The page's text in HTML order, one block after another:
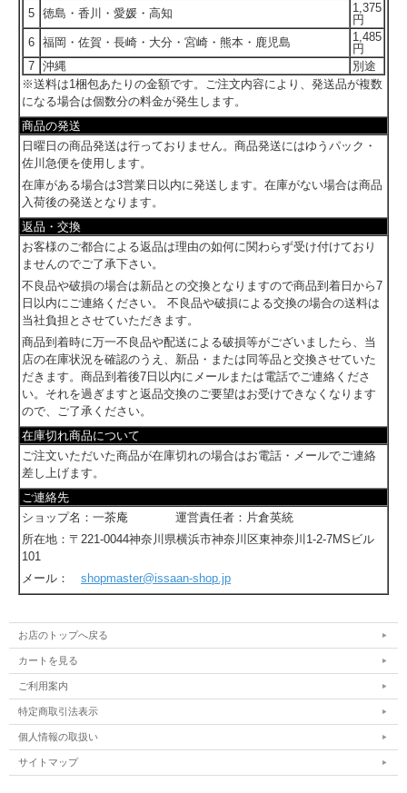
5 徳島・香川・愛媛・高知
1,375
円
6 福岡・佐賀・長崎・大分・宮崎・熊本・鹿児島
1,485
円
7 沖縄
別途
※送料は1梱包あたりの金額です。ご注文内容により、発送品が複数
になる場合は個数分の料金が発生します。
商品の発送
日曜日の商品発送は行っておりません。商品発送にはゆうパック・
佐川急便を使用します。
在庫がある場合は3営業日以内に発送します。在庫がない場合は商品
入荷後の発送となります。
返品・交換
お客様のご都合による返品は理由の如何に関わらず受け付けており
ませんのでご了承下さい。
不良品や破損の場合は新品との交換となりますので商品到着日から7
日以内にご連絡ください。 不良品や破損による交換の場合の送料は
当社負担とさせていただきます。
商品到着時に万一不良品や配送による破損等がございましたら、当
店の在庫状況を確認のうえ、新品・または同等品と交換させていた
だきます。商品到着後7日以内にメールまたは電話でご連絡くださ
い。それを過ぎますと返品交換のご要望はお受けできなくなります
ので、ご了承ください。
在庫切れ商品について
ご注文いただいた商品が在庫切れの場合はお電話・メールでご連絡
差し上げます。
ご連絡先
ショップ名：一茶庵 運営責任者：片倉英統
所在地：〒221-0044神奈川県横浜市神奈川区東神奈川1-2-7MSビル
101
メール： shopmaster@issaan-shop.jp
お店のトップへ戻る
カートを見る
ご利用案内
特定商取引法表示
個人情報の取扱い
サイトマップ